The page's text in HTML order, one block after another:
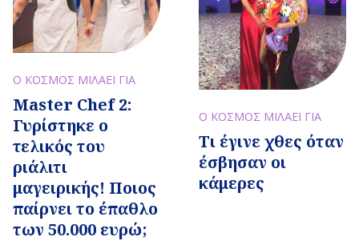
Ο ΚΟΣΜΟΣ ΜΙΛΑΕΙ ΓΙΑ
Master Chef 2:
Γυρίστηκε ο
τελικός του
ριάλιτι
μαγειρικής! Ποιος
παίρνει το έπαθλο
των 50.000 ευρώ;
Ο ΚΟΣΜΟΣ ΜΙΛΑΕΙ ΓΙΑ
Τι έγινε χθες όταν
έσβησαν οι
κάμερες